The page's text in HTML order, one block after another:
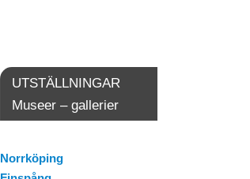
UTSTÄLLNINGAR
Museer – gallerier
Norrköping